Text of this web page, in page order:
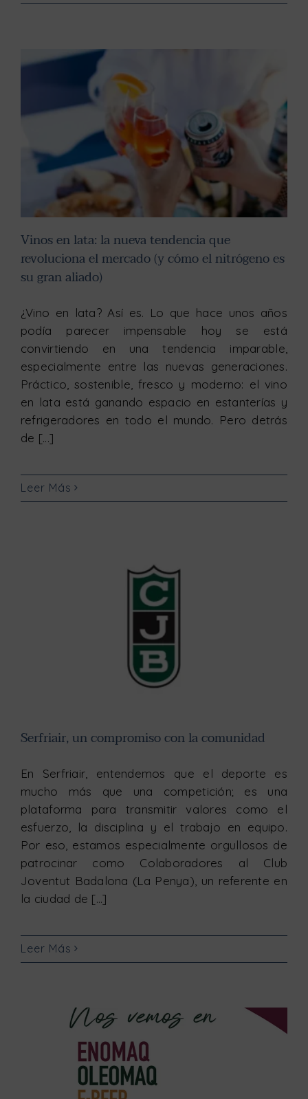
Vinos en lata: la nueva tendencia que
revoluciona el mercado (y cómo el nitrógeno es
su gran aliado)
¿Vino en lata? Así es. Lo que hace unos años
podía parecer impensable hoy se está
convirtiendo en una tendencia imparable,
especialmente entre las nuevas generaciones.
Práctico, sostenible, fresco y moderno: el vino
en lata está ganando espacio en estanterías y
refrigeradores en todo el mundo. Pero detrás
de [...]
Leer Más
Serfriair, un compromiso con la comunidad
En Serfriair, entendemos que el deporte es
mucho más que una competición; es una
plataforma para transmitir valores como el
esfuerzo, la disciplina y el trabajo en equipo.
Por eso, estamos especialmente orgullosos de
patrocinar como Colaboradores al Club
Joventut Badalona (La Penya), un referente en
la ciudad de [...]
Leer Más